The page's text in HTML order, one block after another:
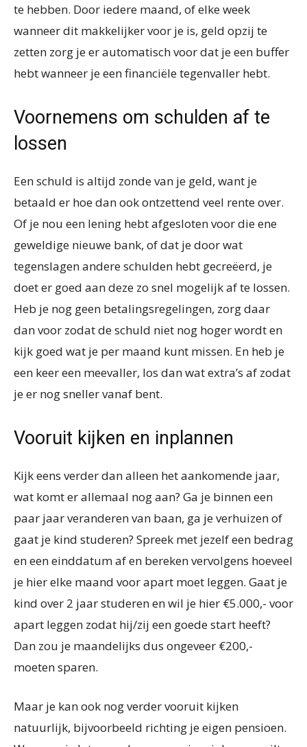
te hebben. Door iedere maand, of elke week
wanneer dit makkelijker voor je is, geld opzij te
zetten zorg je er automatisch voor dat je een buffer
hebt wanneer je een financiële tegenvaller hebt.
Voornemens om schulden af te
lossen
Een schuld is altijd zonde van je geld, want je
betaald er hoe dan ook ontzettend veel rente over.
Of je nou een lening hebt afgesloten voor die ene
geweldige nieuwe bank, of dat je door wat
tegenslagen andere schulden hebt gecreëerd, je
doet er goed aan deze zo snel mogelijk af te lossen.
Heb je nog geen betalingsregelingen, zorg daar
dan voor zodat de schuld niet nog hoger wordt en
kijk goed wat je per maand kunt missen. En heb je
een keer een meevaller, los dan wat extra’s af zodat
je er nog sneller vanaf bent.
Vooruit kijken en inplannen
Kijk eens verder dan alleen het aankomende jaar,
wat komt er allemaal nog aan? Ga je binnen een
paar jaar veranderen van baan, ga je verhuizen of
gaat je kind studeren? Spreek met jezelf een bedrag
en een einddatum af en bereken vervolgens hoeveel
je hier elke maand voor apart moet leggen. Gaat je
kind over 2 jaar studeren en wil je hier €5.000,- voor
apart leggen zodat hij/zij een goede start heeft?
Dan zou je maandelijks dus ongeveer €200,-
moeten sparen.
Maar je kan ook nog verder vooruit kijken
natuurlijk, bijvoorbeeld richting je eigen pensioen.